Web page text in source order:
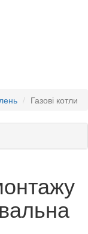
Газові котли